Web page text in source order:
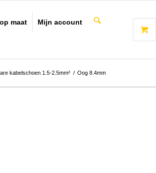
maat Mijn account
kabelschoen 1.5-2.5mm² / Oog 8.4mm